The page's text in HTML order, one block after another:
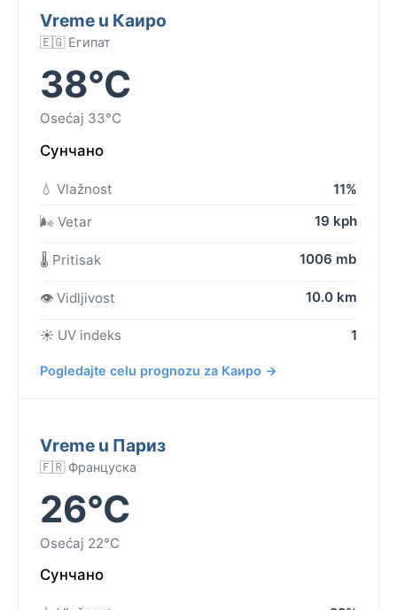
Vreme u Каиро
🇪🇬 Египат
38°C
Osećaj 33°C
Сунчано
💧 Vlažnost
11%
🌬️ Vetar
19 kph
🌡️ Pritisak 1006 mb
👁️ Vidljivost 10.0 km
☀️ UV indeks 1
Pogledajte celu prognozu za Каиро →
Vreme u Париз
🇫🇷 Француска
26°C
Osećaj 22°C
Сунчано